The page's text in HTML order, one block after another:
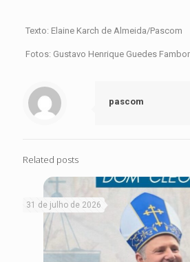
Texto: Elaine Karch de Almeida/Pascom
Fotos: Gustavo Henrique Guedes
pascom
Related posts
31 de julho de 2026